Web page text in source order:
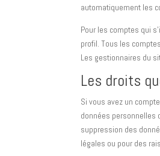
automatiquement les
Pour les comptes qui
profil. Tous les
Les gestionnaires du
Les droits
Si vous avez un
données personnelles
suppression des
légales ou pour des